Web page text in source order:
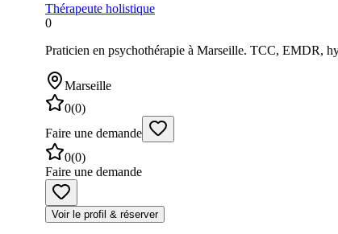
Thérapeute holistique
0
Praticien en psychothérapie à Marseille. TCC, EMDR,
Marseille
0(0)
Faire une demande
0(0)
Faire une demande
Voir le profil & réserver